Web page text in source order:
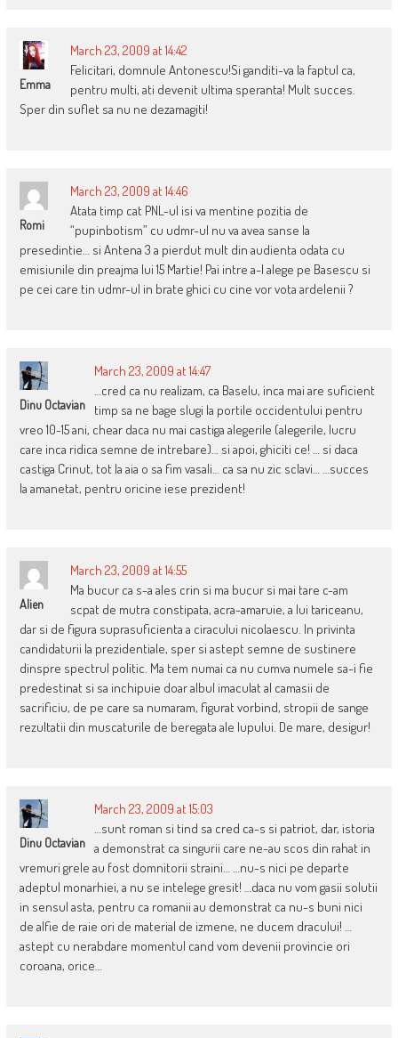
Emma
March 23, 2009 at 14:42
Felicitari, domnule Antonescu!Si ganditi-va la faptul ca,
pentru multi, ati devenit ultima speranta! Mult succes.
Sper din suflet sa nu ne dezamagiti!
Romi
March 23, 2009 at 14:46
Atata timp cat PNL-ul isi va mentine pozitia de
“pupinbotism” cu udmr-ul nu va avea sanse la
presedintie… si Antena 3 a pierdut mult din audienta odata cu
emisiunile din preajma lui 15 Martie! Pai intre a-l alege pe Basescu si
pe cei care tin udmr-ul in brate ghici cu cine vor vota ardelenii ?
Dinu Octavian
March 23, 2009 at 14:47
…cred ca nu realizam, ca Baselu, inca mai are suficient
timp sa ne bage slugi la portile occidentului pentru
vreo 10-15 ani, chear daca nu mai castiga alegerile (alegerile, lucru
care inca ridica semne de intrebare)… si apoi, ghiciti ce! … si daca
castiga Crinut, tot la aia o sa fim vasali… ca sa nu zic sclavi… …succes
la amanetat, pentru oricine iese prezident!
Alien
March 23, 2009 at 14:55
Ma bucur ca s-a ales crin si ma bucur si mai tare c-am
scpat de mutra constipata, acra-amaruie, a lui tariceanu,
dar si de figura suprasuficienta a ciracului nicolaescu. In privinta
candidaturii la prezidentiale, sper si astept semne de sustinere
dinspre spectrul politic. Ma tem numai ca nu cumva numele sa-i fie
predestinat si sa inchipuie doar albul imaculat al camasii de
sacrificiu, de pe care sa numaram, figurat vorbind, stropii de sange
rezultatii din muscaturile de beregata ale lupului. De mare, desigur!
Dinu Octavian
March 23, 2009 at 15:03
…sunt roman si tind sa cred ca-s si patriot, dar, istoria
a demonstrat ca singurii care ne-au scos din rahat in
vremuri grele au fost domnitorii straini… …nu-s nici pe departe
adeptul monarhiei, a nu se intelege gresit! …daca nu vom gasii solutii
in sensul asta, pentru ca romanii au demonstrat ca nu-s buni nici
de alfie de raie ori de material de izmene, ne ducem dracului! …
astept cu nerabdare momentul cand vom devenii provincie ori
coroana, orice…